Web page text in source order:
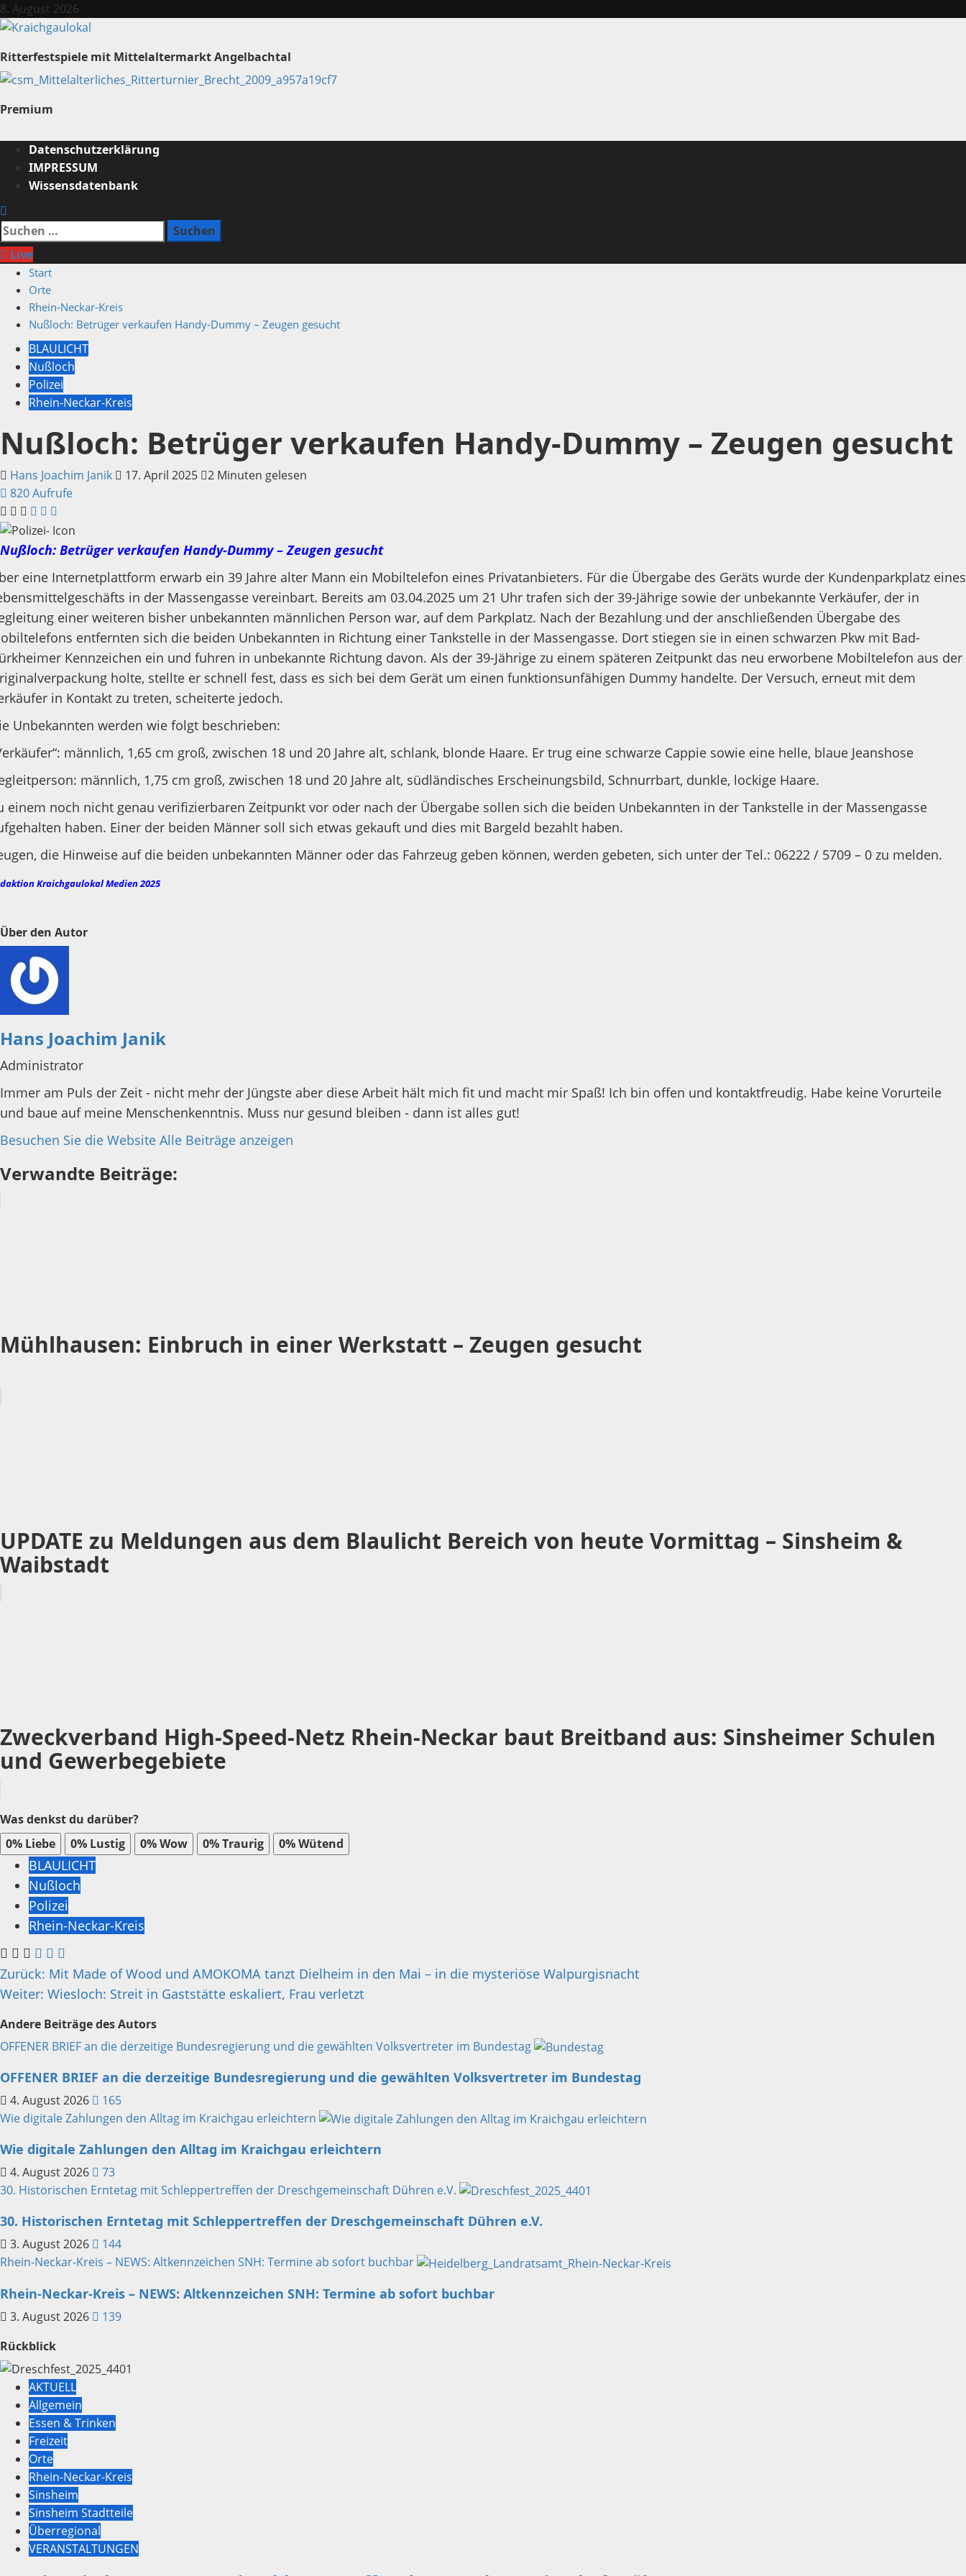
Zum
Inhalt
8. August 2026
Ritterfestspiele mit Mittelaltermarkt Angelbachtal
Premium
Primäres
Menü
Datenschutzerklärung
IMPRESSUM
Wissensdatenbank
Suchen
nach:
Live
Start
Orte
Rhein-Neckar-Kreis
Nußloch: Betrüger verkaufen Handy-Dummy – Zeugen gesucht
BLAULICHT
Nußloch
Polizei
Rhein-Neckar-Kreis
Nußloch: Betrüger verkaufen Handy-Dummy – Zeugen gesucht
Hans Joachim Janik 17. April 2025
2 Minuten gelesen
820 Aufrufe
Nußloch: Betrüger verkaufen Handy-Dummy – Zeugen gesucht
eine Internetplattform erwarb ein 39 Jahre alter Mann ein Mobiltelefon eines Privatanbieters. Für die Übergabe des Geräts wurde der Kundenparkplatz eines
in der Massengasse vereinbart. Bereits am 03.04.2025 um 21 Uhr trafen sich der 39-Jährige sowie der unbekannte Verkäufer, der in
einer weiteren bisher unbekannten männlichen Person war, auf dem Parkplatz. Nach der Bezahlung und der anschließenden Übergabe des
entfernten sich die beiden Unbekannten in Richtung einer Tankstelle in der Massengasse. Dort stiegen sie in einen schwarzen Pkw mit Bad-
Kennzeichen ein und fuhren in unbekannte Richtung davon. Als der 39-Jährige zu einem späteren Zeitpunkt das neu erworbene Mobiltelefon aus der
holte, stellte er schnell fest, dass es sich bei dem Gerät um einen funktionsunfähigen Dummy handelte. Der Versuch, erneut mit dem
in Kontakt zu treten, scheiterte jedoch.
Unbekannten werden wie folgt beschrieben:
männlich, 1,65 cm groß, zwischen 18 und 20 Jahre alt, schlank, blonde Haare. Er trug eine schwarze Cappie sowie eine helle, blaue Jeanshose
männlich, 1,75 cm groß, zwischen 18 und 20 Jahre alt, südländisches Erscheinungsbild, Schnurrbart, dunkle, lockige Haare.
einem noch nicht genau verifizierbaren Zeitpunkt vor oder nach der Übergabe sollen sich die beiden Unbekannten in der Tankstelle in der Massengasse
haben. Einer der beiden Männer soll sich etwas gekauft und dies mit Bargeld bezahlt haben.
die Hinweise auf die beiden unbekannten Männer oder das Fahrzeug geben können, werden gebeten, sich unter der Tel.: 06222 / 5709 – 0 zu melden.
Kraichgaulokal Medien 2025
Über den Autor
Hans Joachim Janik
Administrator
Immer am Puls der Zeit - nicht mehr der Jüngste aber diese Arbeit hält mich fit und macht mir Spaß! Ich bin offen und kontaktfreudig. Habe keine Vorurteile
und baue auf meine Menschenkenntnis. Muss nur gesund bleiben - dann ist alles gut!
Besuchen Sie die Website Alle Beiträge anzeigen
Verwandte Beiträge:
Mühlhausen: Einbruch in einer Werkstatt – Zeugen gesucht
UPDATE zu Meldungen aus dem Blaulicht Bereich von heute Vormittag – Sinsheim &
Waibstadt
Zweckverband High-Speed-Netz Rhein-Neckar baut Breitband aus: Sinsheimer Schulen
und Gewerbegebiete
Was denkst du darüber?
0% Liebe 0% Lustig 0%Wow 0%Traurig 0%Wütend
BLAULICHT
Nußloch
Polizei
Rhein-Neckar-Kreis
Beitragsnavigation
Zurück: Mit Made of Wood und AMOKOMA tanzt Dielheim in den Mai – in die mysteriöse Walpurgisnacht
Weiter: Wiesloch: Streit in Gaststätte eskaliert, Frau verletzt
Andere Beiträge des Autors
OFFENER BRIEF an die derzeitige Bundesregierung und die gewählten Volksvertreter im Bundestag
OFFENER BRIEF an die derzeitige Bundesregierung und die gewählten Volksvertreter im Bundestag
4. August 2026
165
Wie digitale Zahlungen den Alltag im Kraichgau erleichtern
Wie digitale Zahlungen den Alltag im Kraichgau erleichtern
4. August 2026
73
30. Historischen Erntetag mit Schleppertreffen der Dreschgemeinschaft Dühren e.V.
30. Historischen Erntetag mit Schleppertreffen der Dreschgemeinschaft Dühren e.V.
3. August 2026
144
Rhein-Neckar-Kreis – NEWS: Altkennzeichen SNH: Termine ab sofort buchbar
Rhein-Neckar-Kreis – NEWS: Altkennzeichen SNH: Termine ab sofort buchbar
3. August 2026
139
Rückblick
AKTUELL
Allgemein
Essen & Trinken
Freizeit
Orte
Rhein-Neckar-Kreis
Sinsheim
Sinsheim Stadtteile
Überregional
VERANSTALTUNGEN